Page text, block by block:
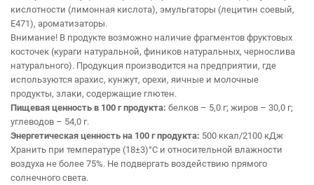
кислотности (лимонная кислота), эмульгаторы (лецитин соевый,
Е471), ароматизаторы.
Внимание! В продукте возможно наличие фрагментов фруктовых
косточек (кураги натуральной, фиников натуральных, чернослива
натурального). Продукция производится на предприятии, где
используются арахис, кунжут, орехи, яичные и молочные
продукты, злаки, содержащие глютен.
Пищевая ценность в 100 г продукта: белков – 5,0 г; жиров – 30,0 г;
углеводов – 54,0 г.
Энергетическая ценность на 100 г продукта: 500 ккал/2100 кДж
Хранить при температуре (18±3)°С и относительной влажности
воздуха не более 75%. Не подвергать воздействию прямого
солнечного света.